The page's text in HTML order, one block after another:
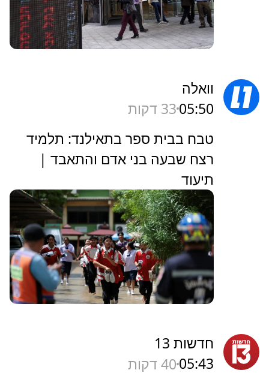
וואלה
05:5033 דקות
טבח בבית ספר בתאילנד: תלמיד
רצח שבעה בני אדם והתאבד |
תיעוד
חדשות 13
05:4340 דקות